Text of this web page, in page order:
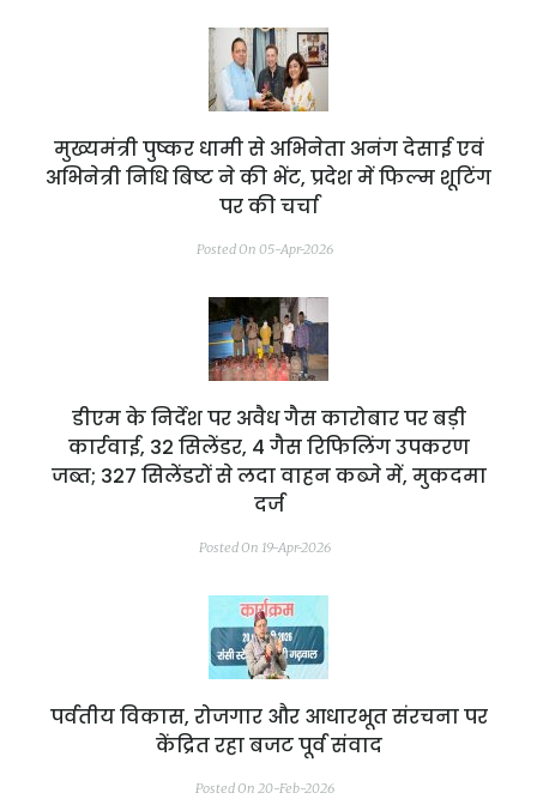
मुख्यमंत्री पुष्कर धामी से अभिनेता अनंग देसाई एवं
अभिनेत्री निधि बिष्ट ने की भेंट, प्रदेश में फिल्म शूटिंग
पर की चर्चा
Posted On 05-Apr-2026
डीएम के निर्देश पर अवैध गैस कारोबार पर बड़ी
कार्रवाई, 32 सिलेंडर, 4 गैस रिफिलिंग उपकरण
जब्त; 327 सिलेंडरों से लदा वाहन कब्जे में, मुकदमा
दर्ज
Posted On 19-Apr-2026
पर्वतीय विकास, रोजगार और आधारभूत संरचना पर
केंद्रित रहा बजट पूर्व संवाद
Posted On 20-Feb-2026